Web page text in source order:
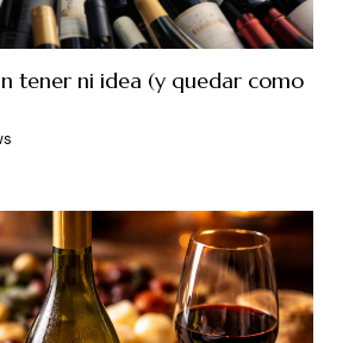
tener ni idea (y quedar como